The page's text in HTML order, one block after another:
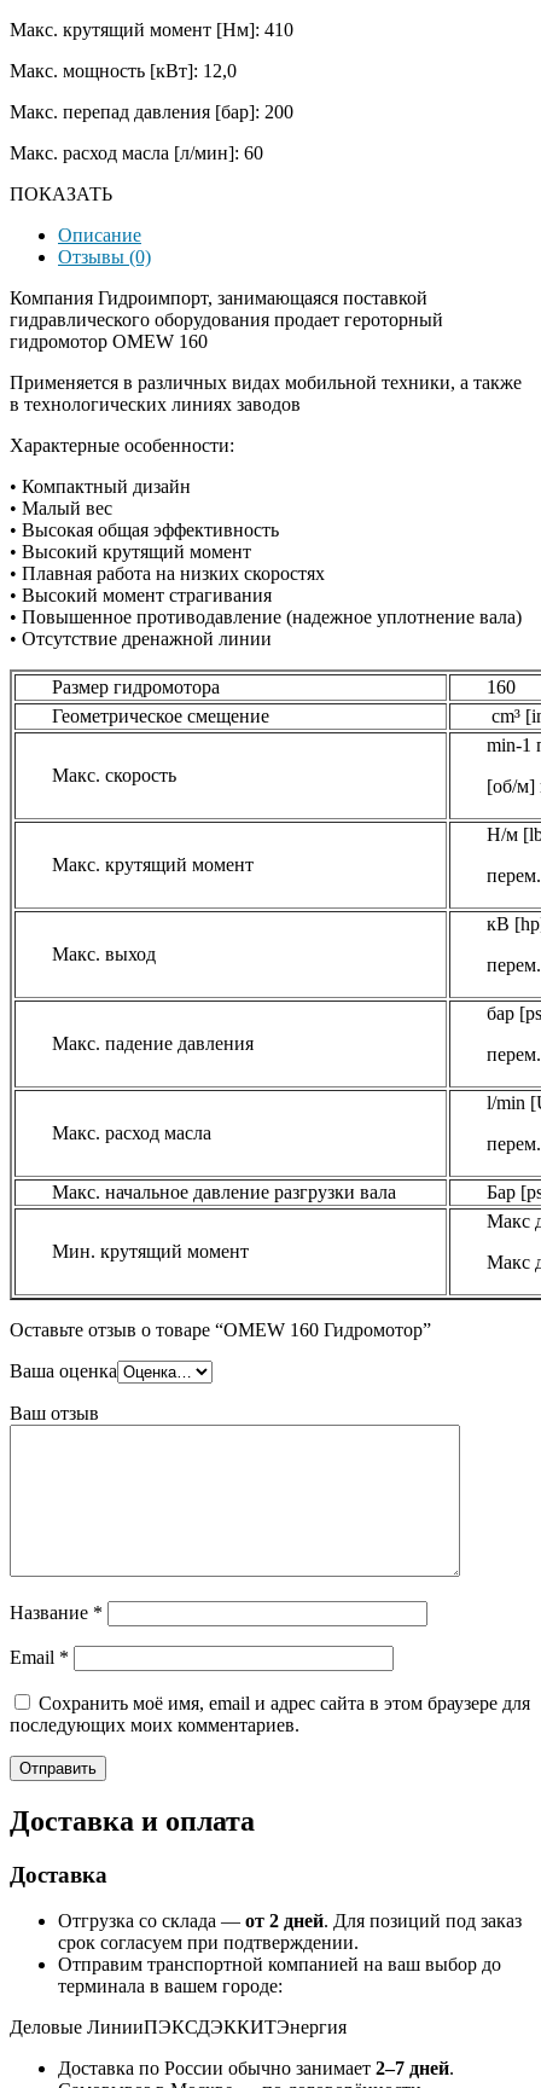
Макс. крутящий момент [Нм]: 410
Макс. мощность [кВт]: 12,0
Макс. перепад давления [бар]: 200
Макс. расход масла [л/мин]: 60
ПОКАЗАТЬ
Описание
Отзывы (0)
Компания Гидроимпорт, занимающаяся поставкой
гидравлического оборудования продает героторный
гидромотор OMEW 160
Применяется в различных видах мобильной техники, а также
в технологических линиях заводов
Характерные особенности:
• Компактный дизайн
• Малый вес
• Высокая общая эффективность
• Высокий крутящий момент
• Плавная работа на низких скоростях
• Высокий момент страгивания
• Повышенное противодавление (надежное уплотнение вала)
• Отсутствие дренажной линии
Размер гидромотора
160
Геометрическое смещение
cm³
Макс. скорость
min-1
[об/м]
Макс. крутящий момент
Н/м
Макс. выход
кВ
Макс. падение давления
бар
Макс. расход масла
l/min
Макс. начальное давление разгрузки вала Бар
Мин. крутящий момент
Макс
Макс
Оставьте отзыв о товаре “OMEW 160 Гидромотор”
Ваша оценка
Ваш отзыв
Название *
Email *
Сохранить моё имя, email и адрес сайта в этом браузере для
последующих моих комментариев.
Доставка и оплата
Доставка
Отгрузка со склада — от 2 дней. Для позиций под заказ
срок согласуем при подтверждении.
Отправим транспортной компанией на ваш выбор до
терминала в вашем городе:
Деловые ЛинииПЭКСДЭККИТЭнергия
Доставка по России обычно занимает 2–7 дней.